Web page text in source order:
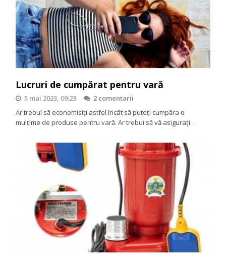
Lucruri de cumpărat pentru vară
5 mai 2023, 09:23
2 comentarii
Ar trebui să economisiți astfel încât să puteți cumpăra o
mulțime de produse pentru vară. Ar trebui să vă asigurați…